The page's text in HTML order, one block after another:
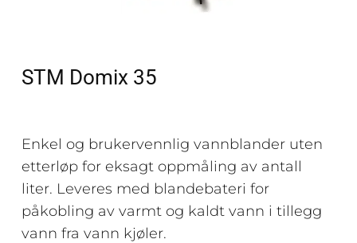
STM Domix 35
Enkel og brukervennlig vannblander uten
etterløp for eksagt oppmåling av antall
liter. Leveres med blandebateri for
påkobling av varmt og kaldt vann i tillegg
vann fra vann kjøler.